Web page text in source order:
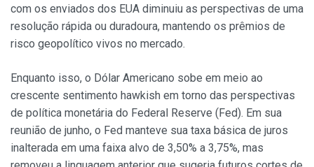
com os enviados dos EUA diminuiu as perspectivas de uma
resolução rápida ou duradoura, mantendo os prêmios de
risco geopolítico vivos no mercado.
Enquanto isso, o Dólar Americano sobe em meio ao
crescente sentimento hawkish em torno das perspectivas
de política monetária do Federal Reserve (Fed). Em sua
reunião de junho, o Fed manteve sua taxa básica de juros
inalterada em uma faixa alvo de 3,50% a 3,75%, mas